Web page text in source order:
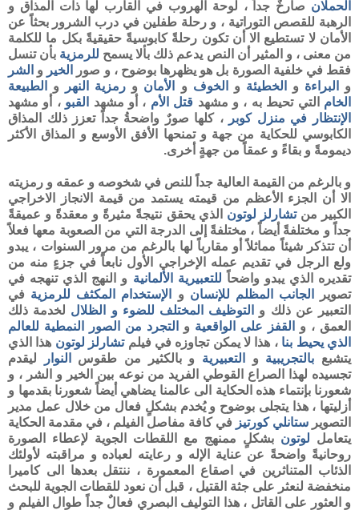
الحملان صارخٌ جداً ، لوحة الهروب في القارب لها ذات المذاق و
الرهبة للقصص التوراتية ، و رحلة طفلين في درب الشرور بحثاً عن
الأمان لا تستطيع الا أن تكون رحلةً كابوسيةً حقيقيةً بكل ما للكلمة
من معنى ، و المثير أن النص يدعم ذلك بألا يسمح للرمزية بأن تنسل
فقط في خلفية الصورة بل هو يظهرها بوضوح ، و صور
الخير و الشر
و
البراءة و الخطيئة و الخوف و الأمان و رمزية النهر و
الطبيعة
الخام التي تحيط به ، و مشهد قتل الأم ، أو مشهد القبو ، أو مشهد
الإنتظار في منزل كوبر
، كلها صورٌ واضحةُ جداً تعزز ذلك المذاق
الكابوسي للحكاية من جهة و تمنحها الأفق الأوسع و المذاق الأكثر
ديمومةً و بقاءً و عمقاً من جهةٍ أخرى.
و بالرغم من القيمة العالية جداً للنص في شخوصه و عمقه و رمزيته
الا أن الجزء الأعظم من قيمته يستمد من قيمة الانجاز الاخراجي
الكبير منتشارلز لوتون الذي يحقق نتيجةً مثيرةً و معقدةً و عميقةً
جداً و مختلفةً أيضاً ، مختلفةً إلى الدرجة التي من الصعوبة معها فعلاً
أن تتذكر شيئاً مماثلاً أو مقارباً لها بالرغم من مرور السنوات ، يبدو
ولع الرجل في تقديم عمله الإخراجي الأول نابعاً في جزءٍ منه من
تقديره الذي يبدو واضحاً للتعبيرية الألمانية و النهج الذي تنهجه في
تصوير
الجانب المظلم للإنسان و الإستخدام المكثف للرمزية في
التعبير عن ذلك و
التوظيف المختلف للضوء و الظلال لخدمة ذلك
العمق ، و
القفز على الواقعية و
التجرد من الصور النمطية للعالم
الذي يحيط بنا ، هذا لا يمكن تجاوزه في فيلمتشارلز لوتون هذا الذي
يتشبع بالتجريبية و التعبيرية و بالكثير من طقوس النوار
ليقدم
تجسيده لهذا الصراع القوطي الفريد من نوعه بين الخير و الشر ، و
شعورنا بإنتماء هذه الحكاية الى عالمنا يضاهي أيضاً شعورنا بقدمها و
أزليتها ، هذا يتجلى بوضوح و يُخدم بشكلٍ فعال من خلال عمل مدير
التصوير ستانلي كورتيز في كافة مفاصل الفيلم ، في مقدمة الحكاية
يتعامل لوتون بشكلٍ ممنهج مع اللقطات الجوية لإعطاء الصورة
روحانيةً واضحةً عن عناية الإله و رعايته لعباده و مراقبته لأولئك
الذئاب المتناثرين في اصقاع المعمورة ، ننتقل بعدها الى كاميرا
منخفضة لنعثر على جثة القتيل ، قبل أن نعود للقطات الجوية للبحث
و العثور على القاتل ، هذا التوليف البصري فعالٌ جداً طوال الفيلم و